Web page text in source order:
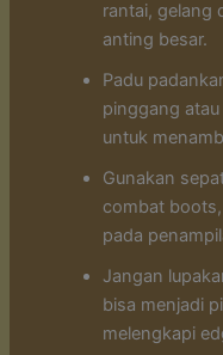
rantai, gelang
anting besar.
Padu
pinggang
untuk
Gunakan
combat
pada
Jangan
bisa menjadi
melengkapi